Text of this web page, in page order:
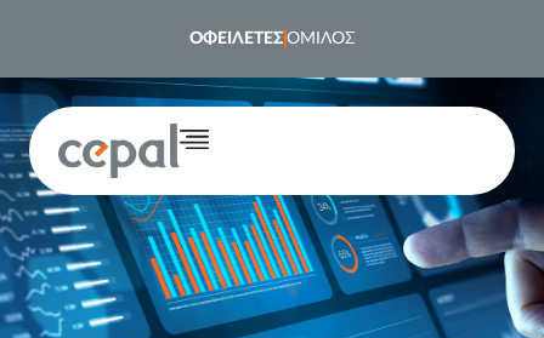
ΟΦΕΙΛΕΤΕΣ ΟΜΙΛΟΣ